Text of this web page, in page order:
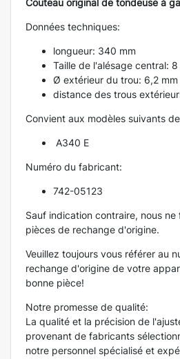
Données techniques:
longueur: 340 mm
Taille de l'alésage central: 8
Ø extérieur du trou: 6,2 mm
distance des trous
Convient aux modèles suivants
A340 E
Numéro du fabricant:
742-05123
Sauf indication contraire, nous ne
pièces de rechange d'origine.
Veuillez toujours vous référer au
rechange d'origine de votre
bonne pièce!
Notre promesse de qualité:
La qualité et la précision de
provenant de fabricants
notre personnel spécialisé et